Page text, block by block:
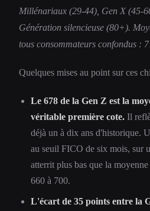
Millénariaux (29-44), Gen X (45-
Génération silencieuse (80+).
tous consommateurs confondus :
Quelques mises au point sur ces
Le 678 de la Gen Z est la
véritable première cote. Il
déjà un à dix ans d'historique.
au seuil FICO de six mois, sur
atterrit plus bas que la
660 à 700.
L'écart de 35 points entre la